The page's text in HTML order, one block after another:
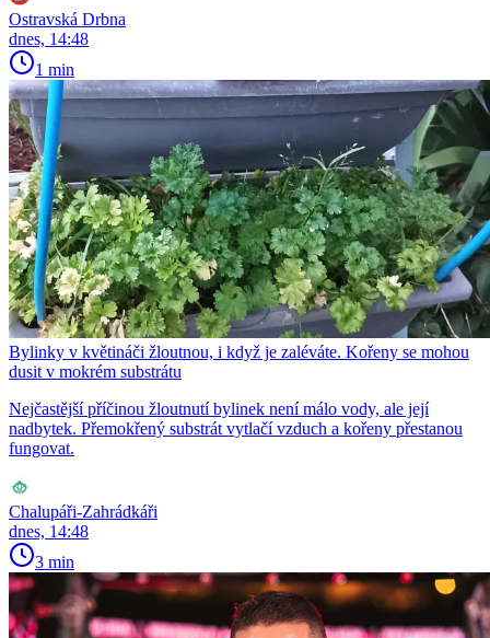
Ostravská Drbna
dnes, 14:48
1 min
Bylinky v květináči žloutnou, i když je zaléváte. Kořeny se mohou
dusit v mokrém substrátu
Nejčastější příčinou žloutnutí bylinek není málo vody, ale její
nadbytek. Přemokřený substrát vytlačí vzduch a kořeny přestanou
fungovat.
Chalupáři-Zahrádkáři
dnes, 14:48
3 min